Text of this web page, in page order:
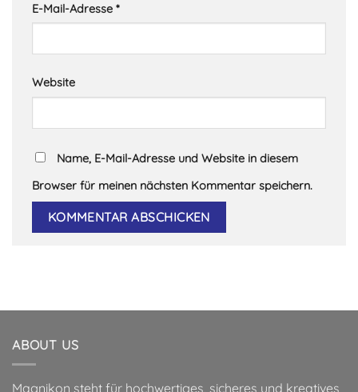
E-Mail-Adresse *
Website
Name, E-Mail-Adresse und Website in diesem
Browser für meinen nächsten Kommentar speichern.
ABOUT US
Magnikon steht für hochwertiges, sicheres und kreatives